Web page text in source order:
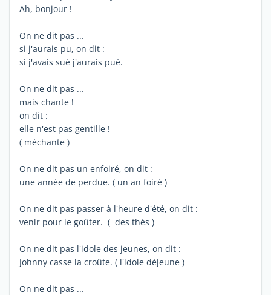
Ah, bonjour !
On ne dit pas ...
si j'aurais pu, on dit :
si j'avais sué j'aurais pué.
On ne dit pas ...
mais chante !
on dit :
elle n'est pas gentille !
( méchante )
On ne dit pas un enfoiré, on dit :
une année de perdue. ( un an foiré )
On ne dit pas passer à l'heure d'été, on dit :
venir pour le goûter. ( des thés )
On ne dit pas l'idole des jeunes, on dit :
Johnny casse la croûte. ( l'idole déjeune )
On ne dit pas ...